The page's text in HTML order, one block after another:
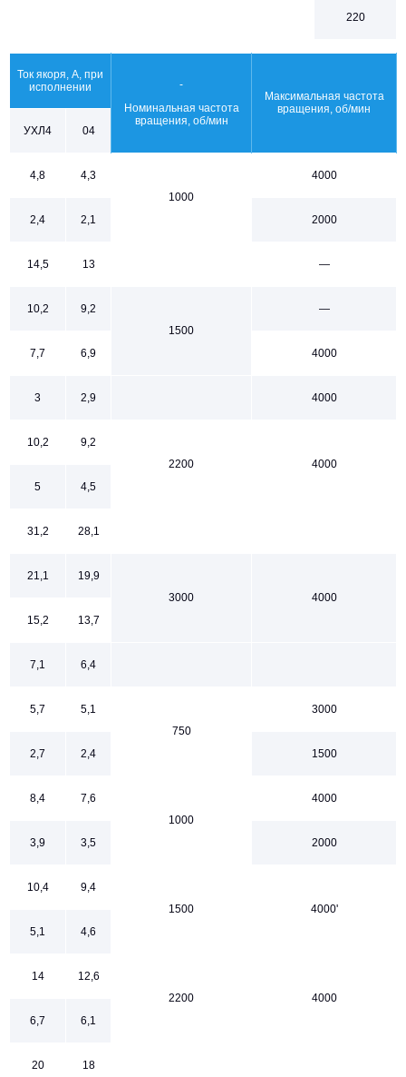
220
Ток якоря, А, при
исполнении
-
Номинальная частота
вращения, об/мин
Максимальная частота
вращения, об/мин
УХЛ4
04
4,8
4,3
1000
4000
2,4 2,1 2000
14,5 13 —
10,2
9,2
1500
—
7,7 6,9 4000
3 2,9 4000
10,2
9,2
2200
4000
5
4,5
31,2 28,1
21,1
19,9
3000
4000
15,2
13,7
7,1 6,4
5,7
5,1
750
3000
2,7 2,4 1500
8,4
7,6
1000
4000
3,9 3,5 2000
10,4
9,4
1500
4000'
5,1
4,6
14
12,6
2200
4000
6,7
6,1
20
18